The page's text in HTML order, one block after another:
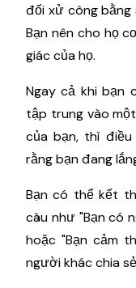
đối xử công
Bạn nên cho họ
giác của họ.
Ngay cả khi bạn
tập trung vào
của bạn, thì
rằng bạn đang
Bạn có thể kết
câu như "Bạn có
hoặc "Bạn cảm
người khác chia